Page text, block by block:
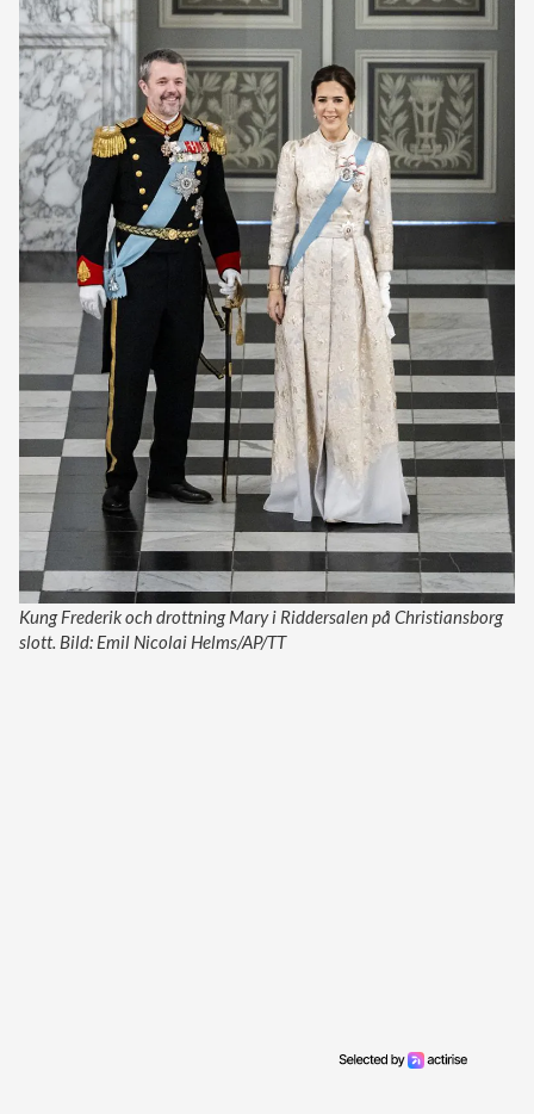
Kung Frederik och drottning Mary i Riddersalen på Christiansborg
slott. Bild: Emil Nicolai Helms/AP/TT